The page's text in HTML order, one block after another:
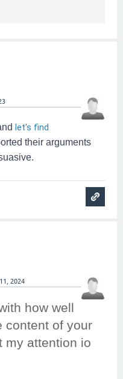
let's find
their arguments
2024
how well
content of your
my attention io